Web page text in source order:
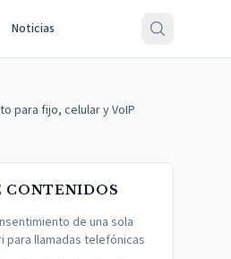
Noticias
para fijo, celular y VoIP
CONTENIDOS
de una sola
para llamadas telefónicas